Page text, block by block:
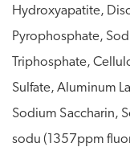
Hydroxyapatite,
Pyrophosphate,
Triphosphate,
Sulfate, Aluminum
Sodium Saccharin,
sodu (1357ppm